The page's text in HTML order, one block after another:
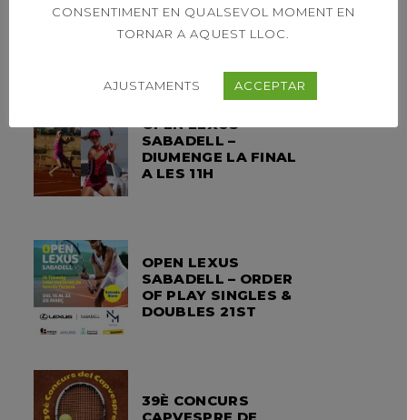
SOPAR SOCIAL –
FOTOS
OPEN LEXUS
SABADELL –
DIUMENGE LA FINAL
A LES 11H
OPEN LEXUS
SABADELL – ORDER
OF PLAY SINGLES &
DOUBLES 21ST
39È CONCURS
CONSENTIMENT EN QUALSEVOL MOMENT EN
TORNAR A AQUEST LLOC.
AJUSTAMENTS ACCEPTAR